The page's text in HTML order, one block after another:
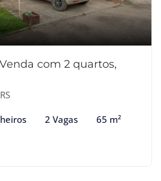
com 2 quartos,
2 Vagas 65 m²